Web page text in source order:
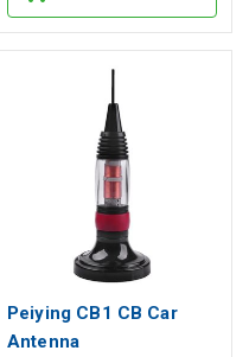
Peiying CB1 CB Car
Antenna